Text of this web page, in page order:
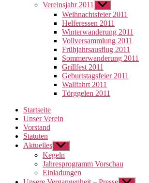
Vereinsjahr 2011
Untermenü
anzeigen
Weihnachtsfeier 2011
Helferessen 2011
Winterwanderung 2011
Vollversammlung 2011
Frühjahrsausflug 2011
Sommerwanderung 2011
Grillfest 2011
Geburtstagsfeier 2011
Wallfahrt 2011
Törggelen 2011
Startseite
Unser Verein
Vorstand
Statuten
Aktuelles Untermenü
anzeigen
Kegeln
Jahresprogramm Vorschau
Einladungen